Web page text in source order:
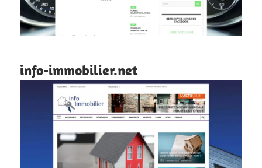
info-immobilier.net